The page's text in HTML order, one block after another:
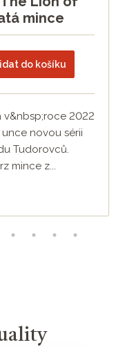
mince
do košíku
v&nbsp;roce 2022
novou sérii
Tudorovců.
mince z...